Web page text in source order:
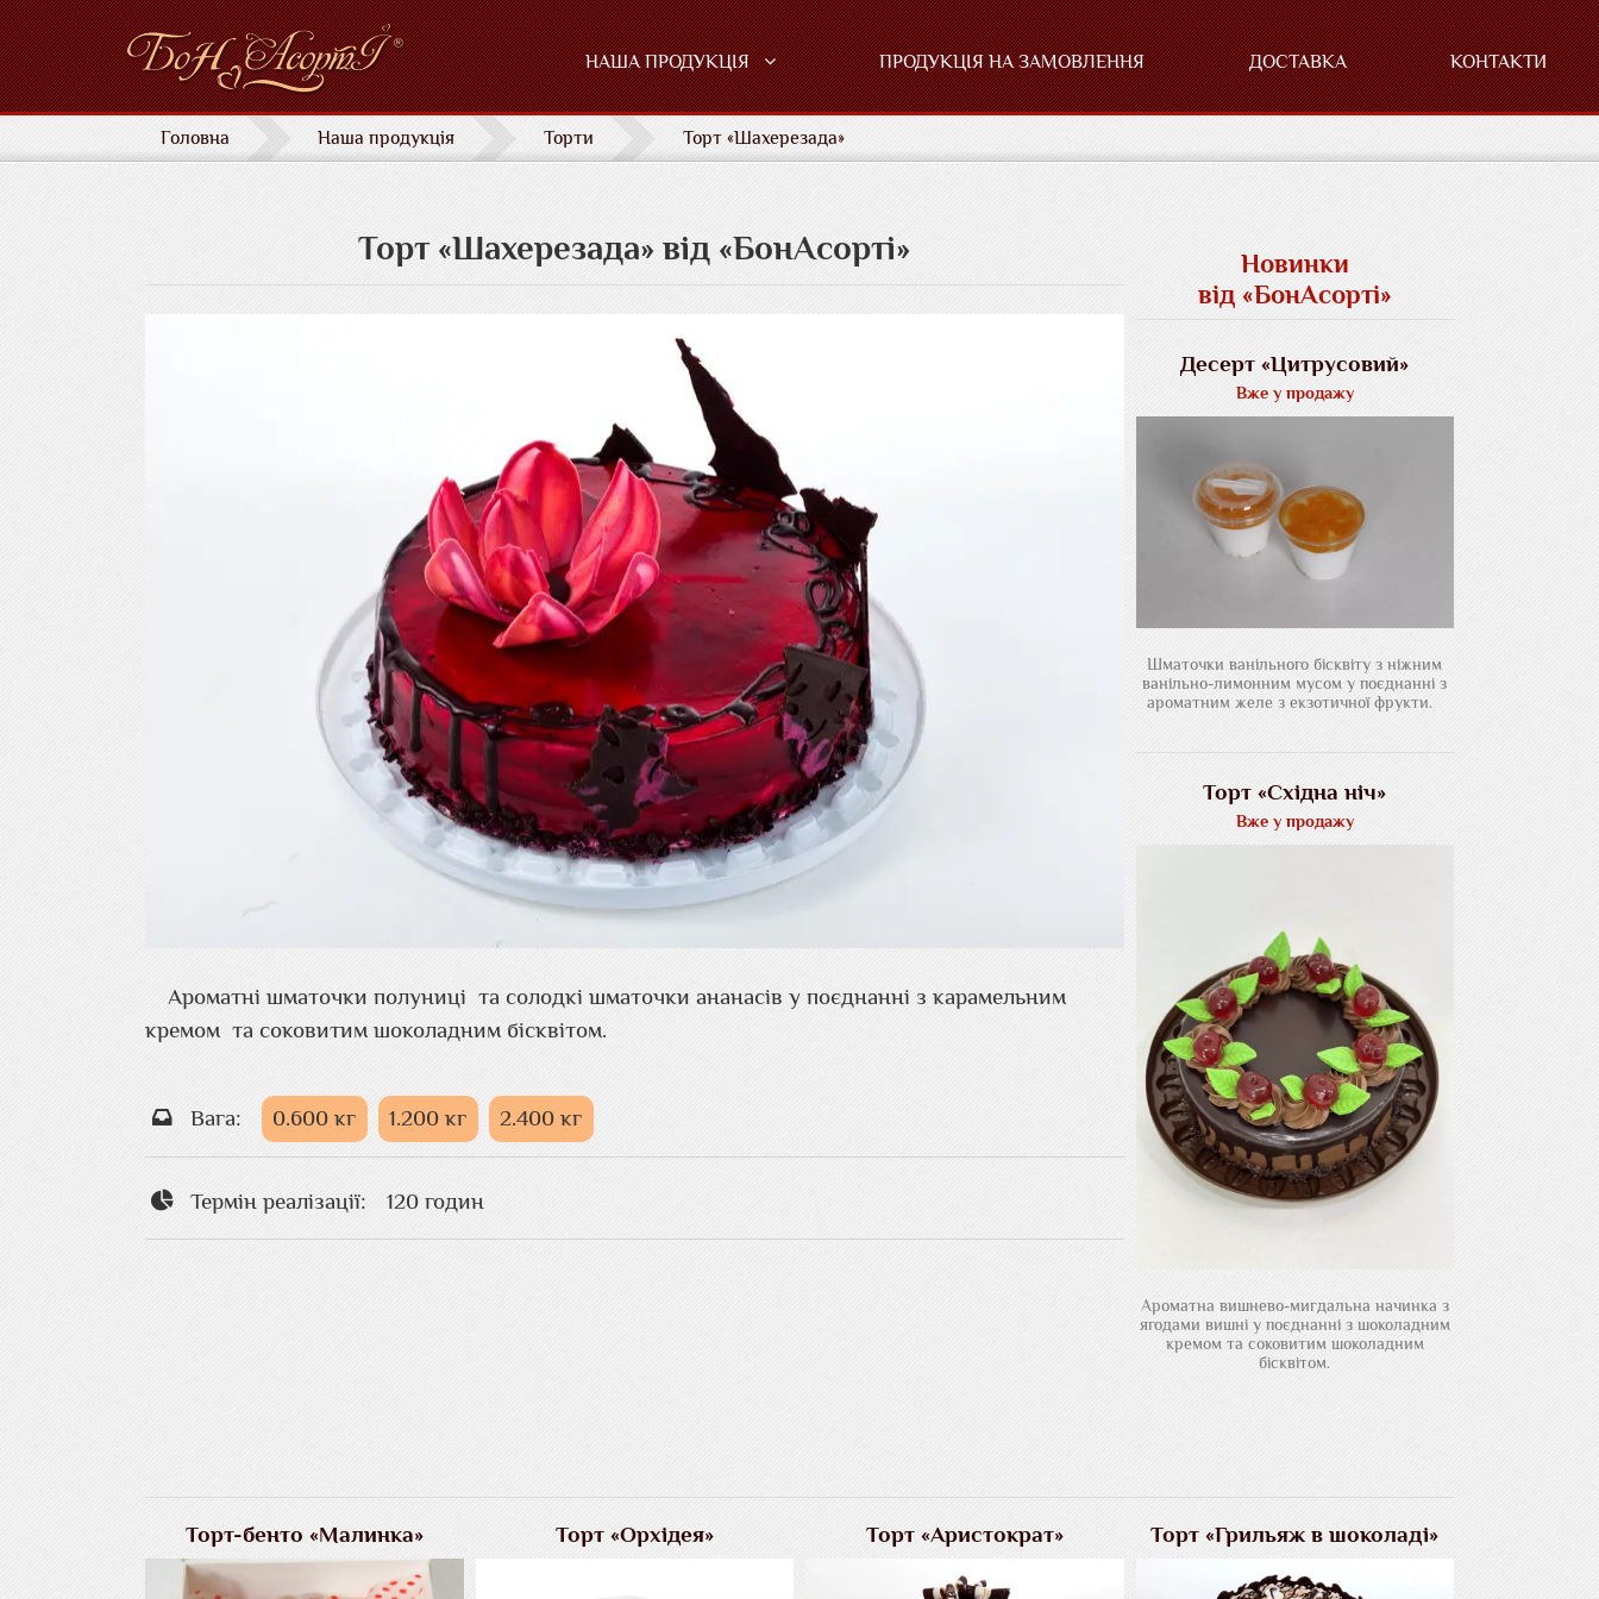
НАША ПРОДУКЦІЯ ПРОДУКЦІЯ НА ЗАМОВЛЕННЯ ДОСТАВКА КОНТАКТИ
Головна Наша продукція Торти Торт «Шахерезада»
Торт «Шахерезада» від «БонАсорті»
Ароматні шматочки полуниці та солодкі шматочки ананасів у поєднанні з карамельним
кремом та соковитим шоколадним бісквітом.
Вага: 0.600 кг 1.200 кг 2.400 кг
Термін реалізації: 120 годин
Новинки
від «БонАсорті»
Десерт «Цитрусовий»
Вже у продажу
Шматочки ванільного бісквіту з ніжним
ванільно-лимонним мусом у поєднанні з
ароматним желе з екзотичної фрукти.
Торт «Східна ніч»
Вже у продажу
Ароматна вишнево-мигдальна начинка з
ягодами вишні у поєднанні з шоколадним
кремом та соковитим шоколадним
бісквітом.
Торт-бенто «Малинка» Торт «Орхідея» Торт «Аристократ» Торт «Грильяж в шоколаді»